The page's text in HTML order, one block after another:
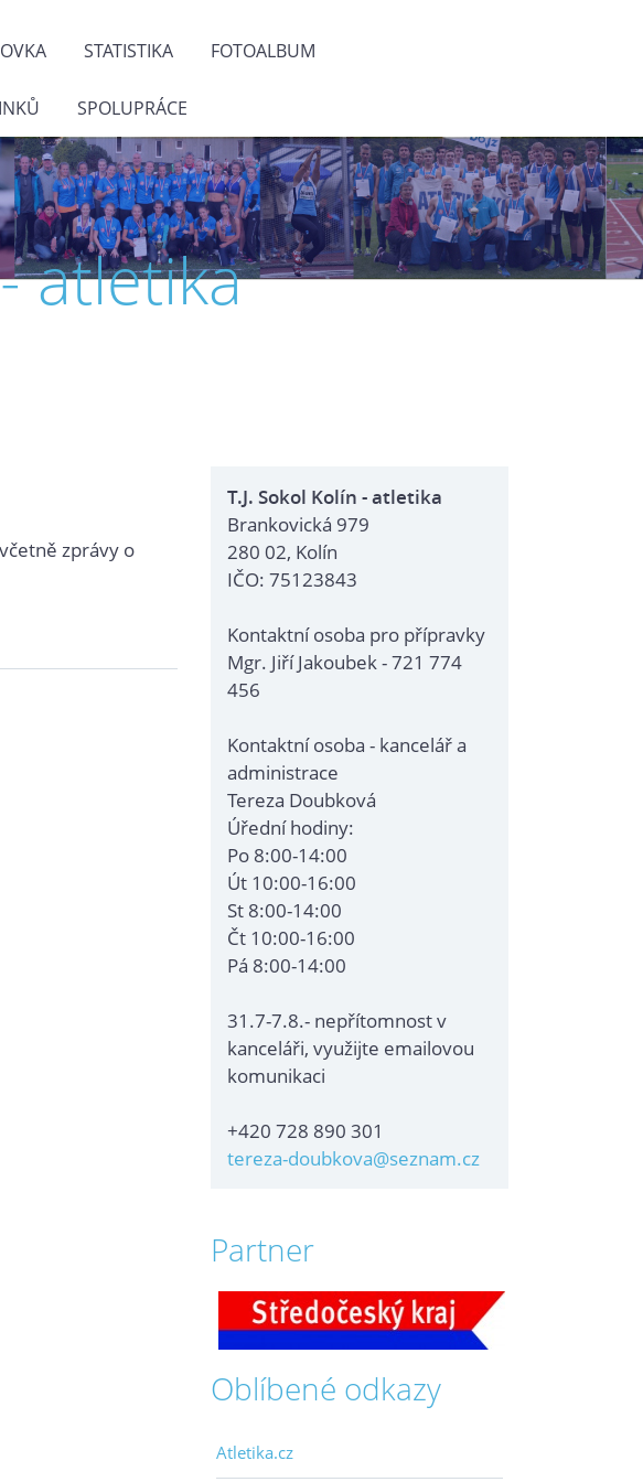
STATISTIKA FOTOALBUM
SPOLUPRÁCE
atletika
T.J. Sokol Kolín - atletika
Brankovická 979
280 02, Kolín
IČO: 75123843
Kontaktní osoba pro přípravky
Mgr. Jiří Jakoubek - 721 774
456
Kontaktní osoba - kancelář a
administrace
Tereza Doubková
Úřední hodiny:
Po 8:00-14:00
Út 10:00-16:00
St 8:00-14:00
Čt 10:00-16:00
Pá 8:00-14:00
31.7-7.8.- nepřítomnost v
kanceláři, využijte emailovou
komunikaci
+420 728 890 301
tereza-doubkova@seznam.cz
Partner
Oblíbené odkazy
Atletika.cz
zprávy o